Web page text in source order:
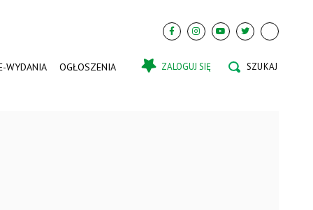
WYDANIA OGŁOSZENIA ZALOGUJ SIĘ